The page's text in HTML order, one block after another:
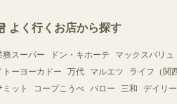
よく行くお店から探す
務スーパー ドン・キホーテ マックスバリュ
トーヨーカドー
万代 マルエツ ライフ（関
ミット
コープこうべ バロー 三和 デイリ